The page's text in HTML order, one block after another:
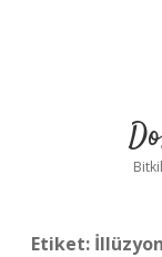
Etiket: